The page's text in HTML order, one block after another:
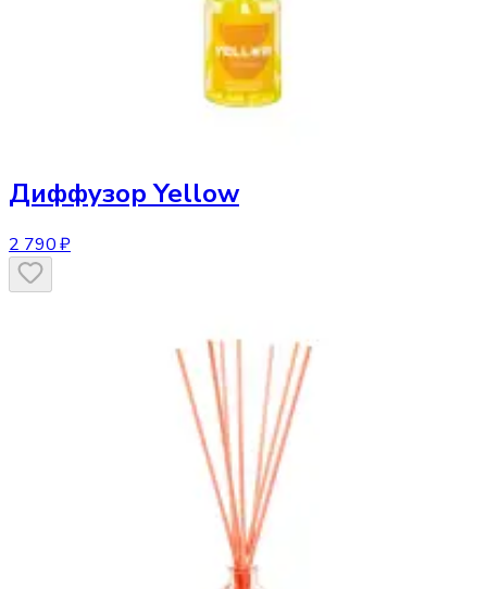
Диффузор Yellow
2 790 ₽